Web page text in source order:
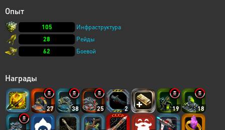
Опыт
105
Инфраструктура
28
Рейды
62
Боевой
Награды
27 38 25 2 19 18